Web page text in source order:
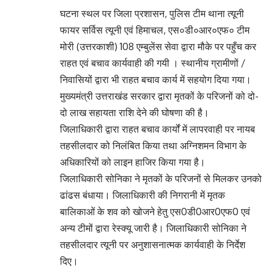
घटना स्थल पर जिला प्रशासन, पुलिस टीम थाना त्यूनी
फायर सर्विस त्यूनी एवं हिमाचल, एस०डी०आर०एफ० टीम
मोरी (उत्तरकाशी) 108 एम्बुलेंस सेवा द्वारा मौके पर पहुँच कर
राहत एवं बचाव कार्यवाही की गयी । स्थानीय ग्रामीणों /
निवासियों द्वारा भी राहत बचाव कार्य में सहयोग दिया गया।
मुख्यमंत्री उत्तराखंड सरकार द्वारा मृतकों के परिजनों को दो-
दो लाख सहायता राशि देने की घोषणा की है।
जिलाधिकारी द्वारा राहत बचाव कार्यों में लापरवाही पर नायब
तहसीलदार को निलंबित किया तथा अग्निशमन विभाग के
अधिकारियों को लाइन हाजिर किया गया है।
जिलाधिकारी सोनिका ने मृतकों के परिजनों से मिलकर उनको
ढांढस बंधाया। जिलाधिकारी की निगरानी में मृतक
बालिकाओं के शव को खोजने हेतु एस0डी0आर0एफ0 एवं
अन्य टीमों द्वारा रेस्क्यू जारी है। जिलाधिकारी सोनिका ने
तहसीलदार त्यूनी पर अनुशासनात्मक कार्यवाही के निर्देश
दिए।